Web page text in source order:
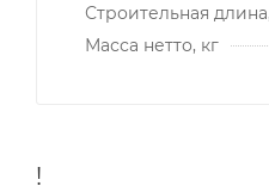
Строительная
Масса нетто, кг
!